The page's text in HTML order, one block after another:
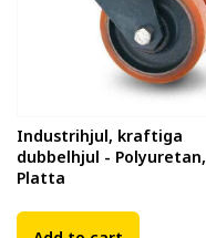
Industrihjul, kraftiga
dubbelhjul - Polyuretan,
Platta